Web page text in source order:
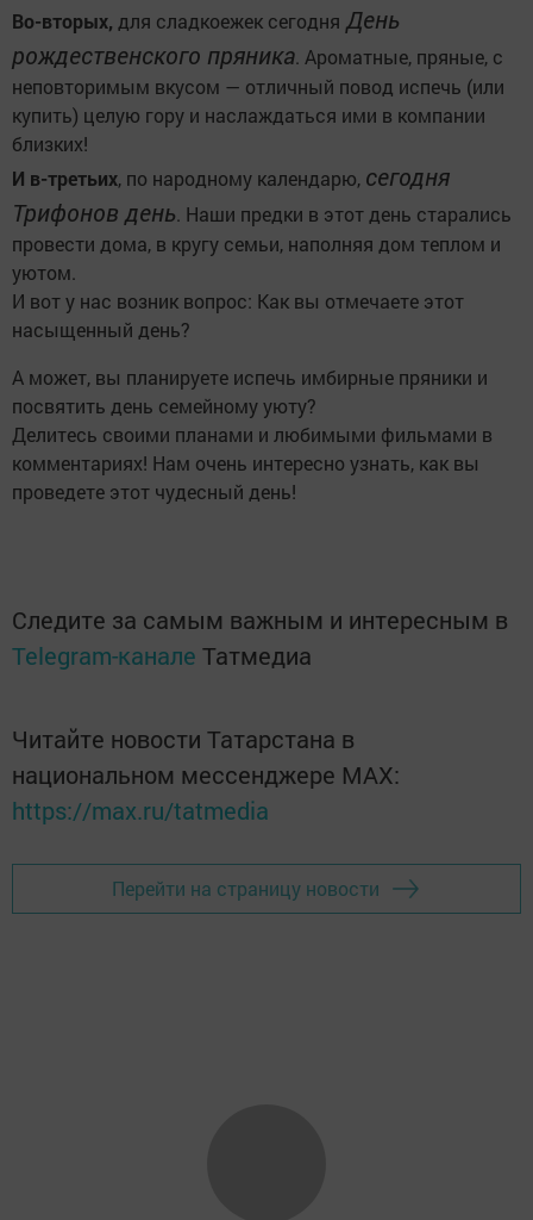
Во-вторых, для сладкоежек сегодня День
рождественского пряника. Ароматные, пряные, с
неповторимым вкусом — отличный повод испечь (или
купить) целую гору и наслаждаться ими в компании
близких!
И в-третьих, по народному календарю, сегодня
Трифонов день. Наши предки в этот день старались
провести дома, в кругу семьи, наполняя дом теплом и
уютом.
И вот у нас возник вопрос: Как вы отмечаете этот
насыщенный день?
А может, вы планируете испечь имбирные пряники и
посвятить день семейному уюту?
Делитесь своими планами и любимыми фильмами в
комментариях! Нам очень интересно узнать, как вы
проведете этот чудесный день!
Следите за самым важным и интересным в
Telegram-канале Татмедиа
Читайте новости Татарстана в
национальном мессенджере MАХ:
https://max.ru/tatmedia
Перейти на страницу новости